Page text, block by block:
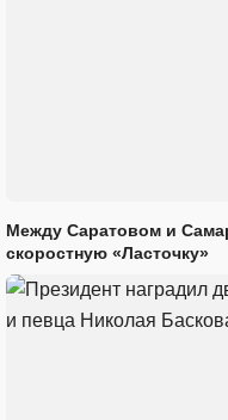
Между Саратовом и
скоростную «Ласточку»